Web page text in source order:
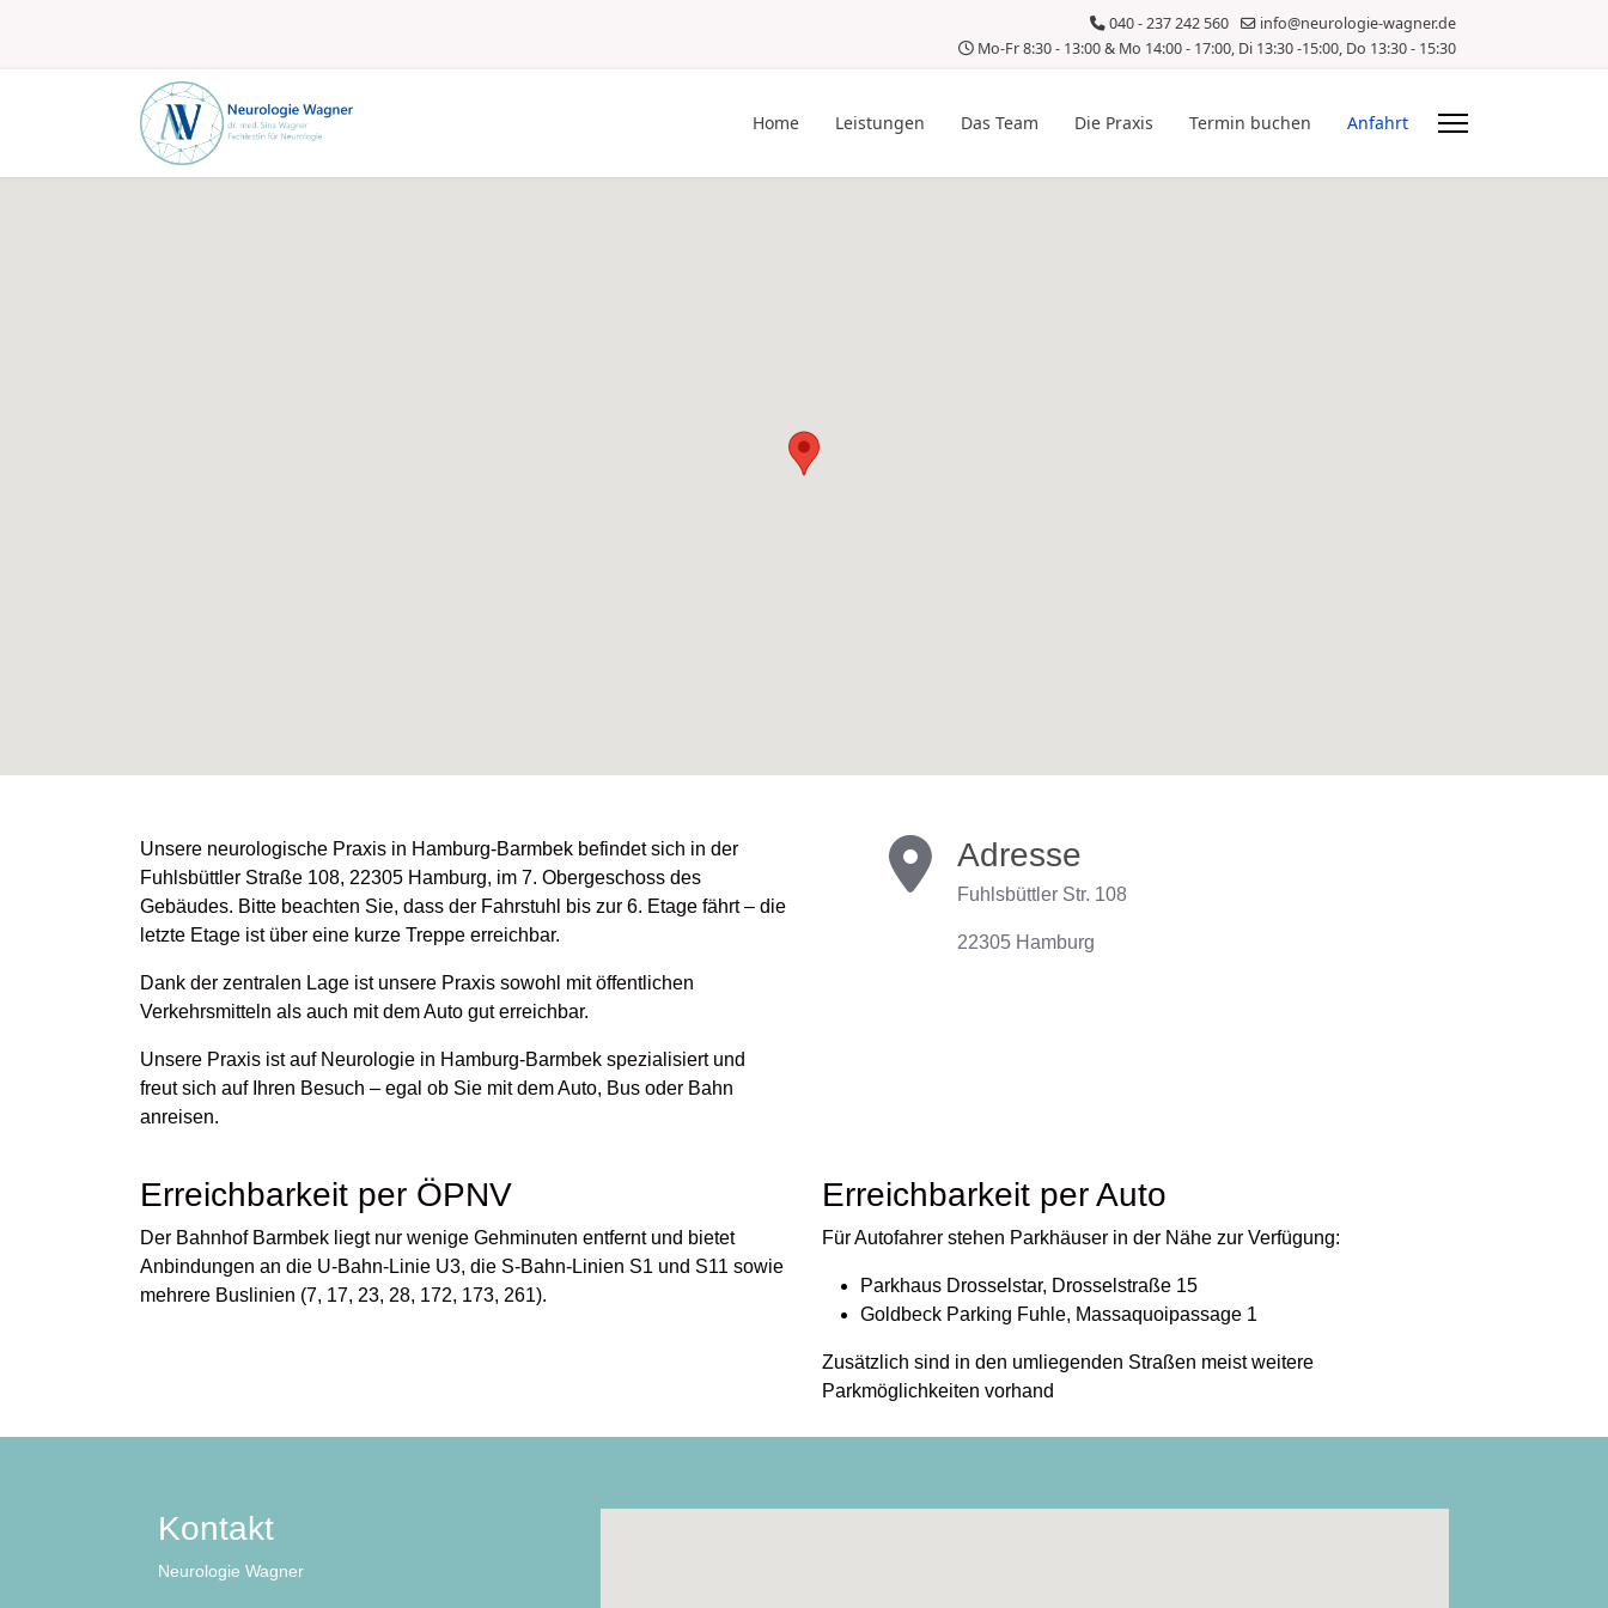
040 - 237 242 560
info@neurologie-wagner.de
Mo-Fr 8:30 - 13:00 & Mo 14:00 - 17:00, Di 13:30 -15:00, Do 13:30 - 15:30
Home Leistungen Das Team Die Praxis Termin buchen Anfahrt
Unsere neurologische Praxis in Hamburg-Barmbek befindet sich in der
Fuhlsbüttler Straße 108, 22305 Hamburg, im 7. Obergeschoss des
Gebäudes. Bitte beachten Sie, dass der Fahrstuhl bis zur 6. Etage fährt – die
letzte Etage ist über eine kurze Treppe erreichbar.
Dank der zentralen Lage ist unsere Praxis sowohl mit öffentlichen
Verkehrsmitteln als auch mit dem Auto gut erreichbar.
Unsere Praxis ist auf Neurologie in Hamburg-Barmbek spezialisiert und
freut sich auf Ihren Besuch – egal ob Sie mit dem Auto, Bus oder Bahn
anreisen.
Adresse
Fuhlsbüttler Str. 108
22305 Hamburg
Erreichbarkeit per ÖPNV
Der Bahnhof Barmbek liegt nur wenige Gehminuten entfernt und bietet
Anbindungen an die U-Bahn-Linie U3, die S-Bahn-Linien S1 und S11 sowie
mehrere Buslinien (7, 17, 23, 28, 172, 173, 261).
Erreichbarkeit per Auto
Für Autofahrer stehen Parkhäuser in der Nähe zur Verfügung:
Parkhaus Drosselstar, Drosselstraße 15
Goldbeck Parking Fuhle, Massaquoipassage 1
Zusätzlich sind in den umliegenden Straßen meist weitere
Parkmöglichkeiten vorhand
Kontakt
Neurologie Wagner